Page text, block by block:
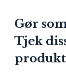
Gør
Tjek